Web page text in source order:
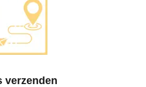
verzenden